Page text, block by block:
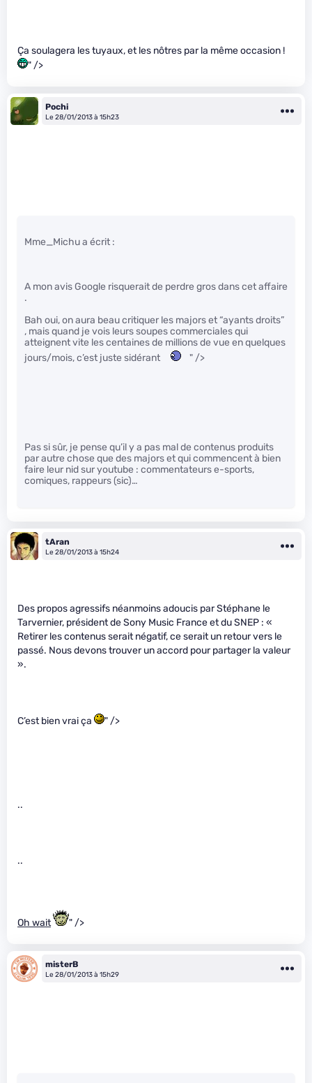
Ça soulagera les tuyaux, et les nôtres par la même occasion !
" />
Pochi
Le 28/01/2013 à 15h23
Mme_Michu a écrit :
A mon avis Google risquerait de perdre gros dans cet affaire
.
Bah oui, on aura beau critiquer les majors et “ayants droits”
, mais quand je vois leurs soupes commerciales qui
atteignent vite les centaines de millions de vue en quelques
jours/mois, c’est juste sidérant
" />
Pas si sûr, je pense qu’il y a pas mal de contenus produits
par autre chose que des majors et qui commencent à bien
faire leur nid sur youtube : commentateurs e-sports,
comiques, rappeurs (sic)…
tAran
Le 28/01/2013 à 15h24
Des propos agressifs néanmoins adoucis par Stéphane le
Tarvernier, président de Sony Music France et du SNEP : «
Retirer les contenus serait négatif, ce serait un retour vers le
passé. Nous devons trouver un accord pour partager la valeur
».
C’est bien vrai ça " />
..
..
Oh wait " />
misterB
Le 28/01/2013 à 15h29